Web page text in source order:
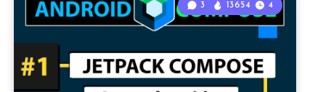
3 13654 4